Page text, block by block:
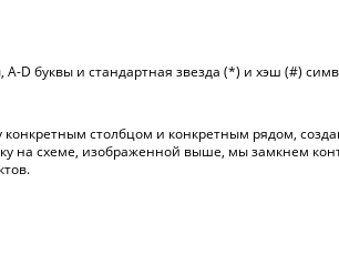
D буквы и стандартная звезда (*) и хэш (#)
столбцом и конкретным рядом,
схеме, изображенной выше, мы замкнем